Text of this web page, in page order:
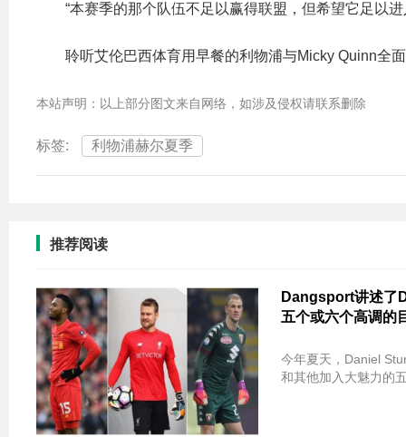
“本赛季的那个队伍不足以赢得联盟，但希望它足以进
聆听艾伦巴西体育用早餐的利物浦与Micky Quinn全
本站声明：以上部分图文来自网络，如涉及侵权请联系删除
标签: 利物浦赫尔夏季
推荐阅读
Dangsport讲述了
五个或六个高调的
今年夏天，Daniel
和其他加入大魅力的